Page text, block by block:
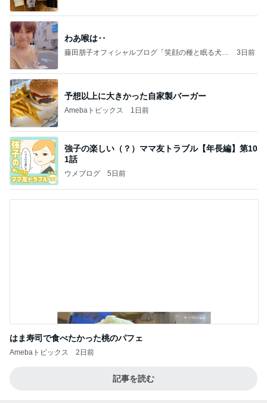
わあ喉は‥
藤田朋子オフィシャルブログ「笑顔の種と眠る犬」
3日前
予想以上に大きかった自家製バーガー
Amebaトピックス 1日前
強子の楽しい（？）ママ友トラブル【年長編】第10
1話
ウメブログ 5日前
はま寿司で食べたかった桃のパフェ
Amebaトピックス 2日前
記事を読む